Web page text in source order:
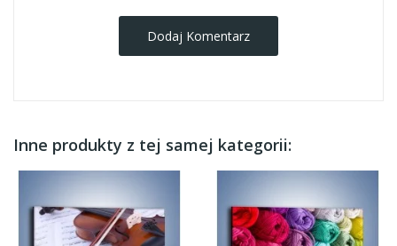
Dodaj Komentarz
Inne produkty z tej samej kategorii: